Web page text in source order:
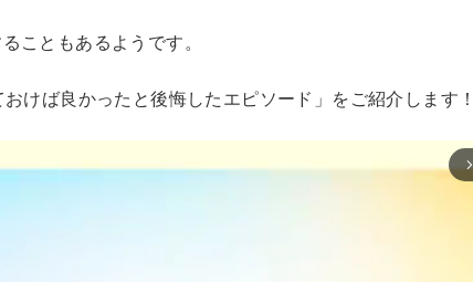
こともあるようです。
けば良かったと後悔したエピソード」をご紹介します！
arrow_forward_ios